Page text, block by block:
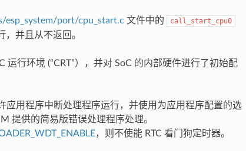
esp_system/port/cpu_start.c 文件中的 call_start_cpu0
并且从不返回。
行环境 (“CRT”），并对 SoC 的内部硬件进行了初始配
应用程序中断处理程序运行，并使用为应用程序配置的选
提供的简易版错误处理程序处理。
，则不使能 RTC 看门狗定时器。